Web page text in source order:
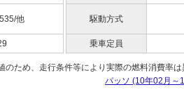
他 駆動方式
乗車定員
ため、走行条件等により実際の燃料消費率は
パッソ (10年02月～